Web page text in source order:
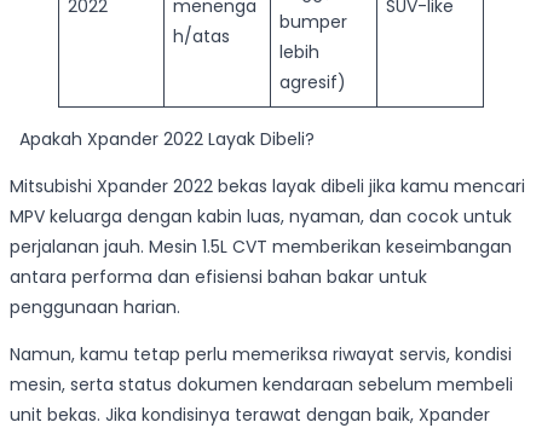
2022
menenga
h/atas
bumper
lebih
agresif)
SUV-like
Apakah Xpander 2022 Layak Dibeli?
Mitsubishi Xpander 2022 bekas layak dibeli jika kamu mencari
MPV keluarga dengan kabin luas, nyaman, dan cocok untuk
perjalanan jauh. Mesin 1.5L CVT memberikan keseimbangan
antara performa dan efisiensi bahan bakar untuk
penggunaan harian.
Namun, kamu tetap perlu memeriksa riwayat servis, kondisi
mesin, serta status dokumen kendaraan sebelum membeli
unit bekas. Jika kondisinya terawat dengan baik, Xpander